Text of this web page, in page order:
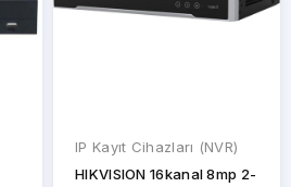
IP Kayıt Cihazları (NVR)
HIKVISION 16kanal 8mp 2-